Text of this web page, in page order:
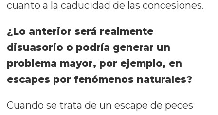
cuanto a la caducidad de las concesiones.
¿Lo anterior será realmente
disuasorio o podría generar un
problema mayor, por ejemplo, en
escapes por fenómenos naturales?
Cuando se trata de un escape de peces